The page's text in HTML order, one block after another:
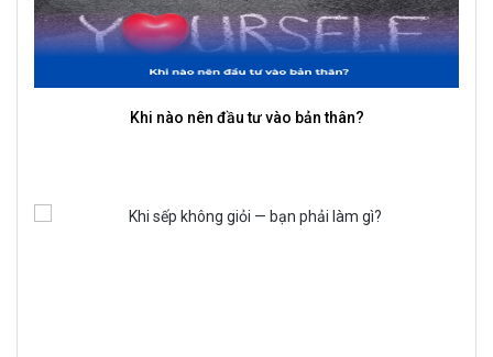
Kỷ luật thực thi quan trọng hơn ý tưởng hay